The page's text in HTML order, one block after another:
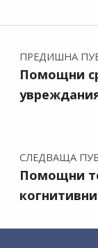
ПРЕДИШНА
Помощни
СЛЕДВАЩА
Помощни